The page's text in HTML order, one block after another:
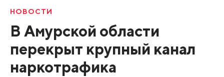
НОВОСТИ
В Амурской области
перекрыт крупный канал
наркотрафика